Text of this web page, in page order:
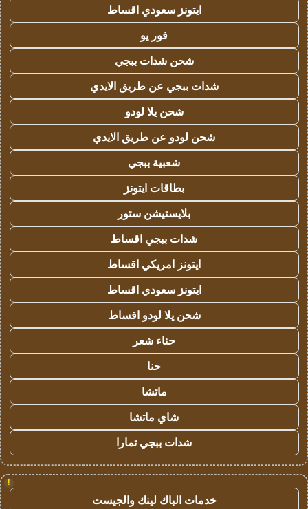
ايتونز سعودي اقساط
فور يو
شحن شدات ببجي
شدات ببجي عن طريق الايدي
شحن يلا لودو
شحن لودو عن طريق الايدي
شعبية ببجي
بطاقات ايتونز
بلايستيشن ستور
شدات ببجي اقساط
ايتونز امريكي اقساط
ايتونز سعودي اقساط
شحن يلا لودو اقساط
حناء شعر
حنا
ماتشا
شاي ماتشا
شدات ببجي تمارا
!
خدمات الباك لينك والجيست